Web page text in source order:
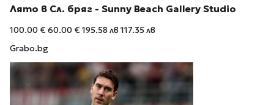
Лято в Сл. бряг - Sunny Beach Gallery Studio
100.00 €60.00 €195.58 лв 117.35 лв
Grabo.bg